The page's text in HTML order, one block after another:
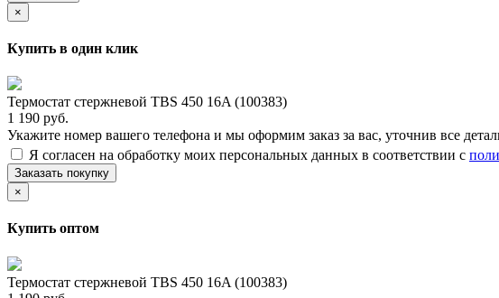
×
Купить в один клик
Термостат стержневой TBS 450 16A (100383)
1 190 руб.
Укажите номер вашего телефона и мы оформим заказ за вас, уточнив все
Я согласен на обработку моих персональных данных в соответствии с
Заказать покупку
×
Купить оптом
Термостат стержневой TBS 450 16A (100383)